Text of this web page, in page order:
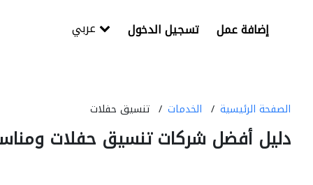
تسجيل الدخول إضافة عمل
الصفحة الرئيسية الخدمات تنسيق حفلات
دليل أفضل شركات تنسيق حفلات